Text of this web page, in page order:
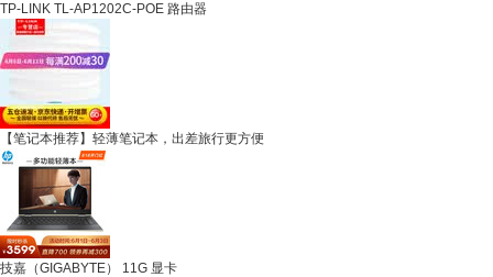
TP-LINK TL-AP1202C-POE 路由器
【笔记本推荐】轻薄笔记本，出差旅行更方便
技嘉（GIGABYTE） 11G 显卡